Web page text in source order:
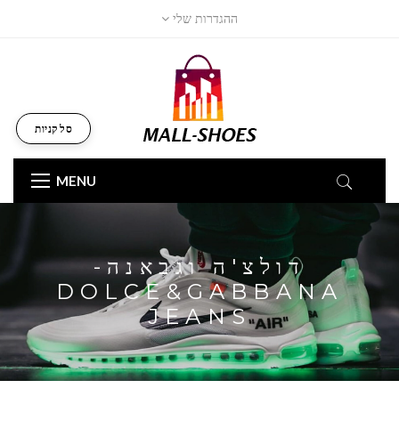
ההגדרות שלי
MENU
סל קניות
דולצ'ה וגבאנה-
DOLCE&GABBANA
JEANS